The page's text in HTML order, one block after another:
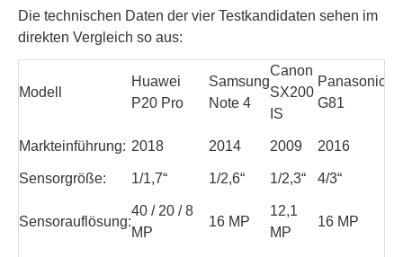
Die technischen Daten der vier Testkandidaten sehen im
direkten Vergleich so aus:
Modell
Huawei
P20 Pro
Samsung
Note 4
Canon
SX200
IS
Panasonic
G81
Markteinführung: 2018 2014 2009 2016
Sensorgröße: 1/1,7“ 1/2,6“ 1/2,3“ 4/3“
Sensorauflösung:
40 / 20 / 8
MP
16 MP
12,1
MP
16 MP